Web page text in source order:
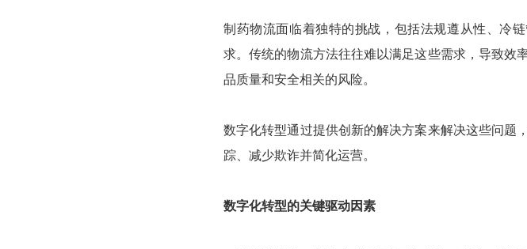
制药物流面临着独特的挑战，包括法规遵从性、冷
求。传统的物流方法往往难以满足这些需求，导致效
品质量和安全相关的风险。
数字化转型通过提供创新的解决方案来解决这些问题
踪、减少欺诈并简化运营。
数字化转型的关键驱动因素